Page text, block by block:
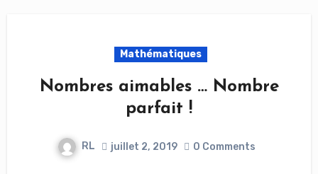
Mathématiques
Nombres aimables … Nombre
parfait !
RL juillet 2, 2019 0 Comments